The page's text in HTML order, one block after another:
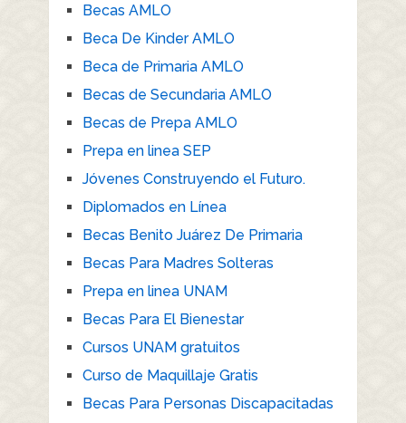
Becas AMLO
Beca De Kinder AMLO
Beca de Primaria AMLO
Becas de Secundaria AMLO
Becas de Prepa AMLO
Prepa en linea SEP
Jóvenes Construyendo el Futuro.
Diplomados en Línea
Becas Benito Juárez De Primaria
Becas Para Madres Solteras
Prepa en linea UNAM
Becas Para El Bienestar
Cursos UNAM gratuitos
Curso de Maquillaje Gratis
Becas Para Personas Discapacitadas